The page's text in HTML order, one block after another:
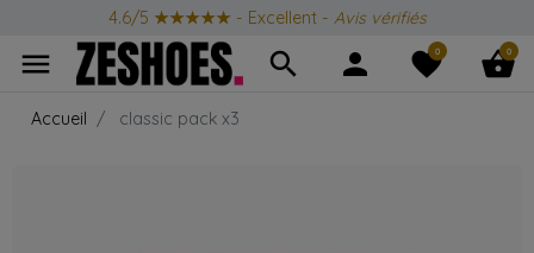
4.6/5 ★★★★★ - Excellent - Avis vérifiés
menu search person favorite
0 shopping_basket
0
Accueil classic pack x3